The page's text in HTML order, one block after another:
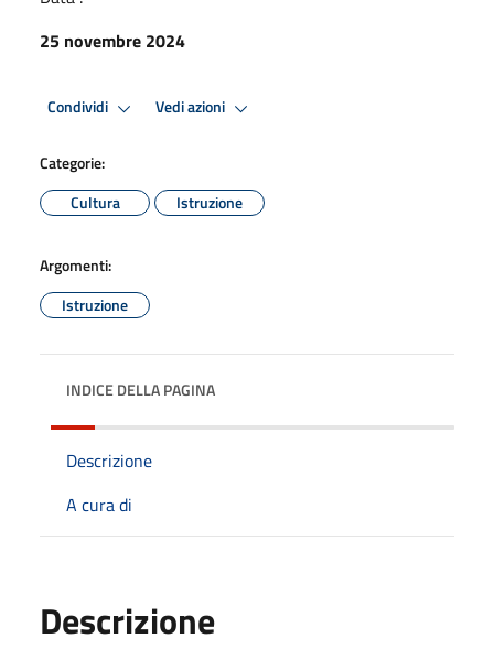
25 novembre 2024
Condividi Vedi azioni
Categorie:
Cultura
Istruzione
Argomenti:
Istruzione
INDICE DELLA PAGINA
Descrizione
A cura di
Descrizione